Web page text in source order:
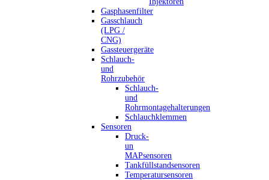
Gasphasenfilter
Gasschlauch
(LPG /
CNG)
Gassteuergeräte
Schlauch-
und
Rohrzubehör
Schlauch-
und
Rohrmontagehalterungen
Schlauchklemmen
Sensoren
Druck-
un
MAPsensoren
Tankfüllstandsensoren
Temperatursensoren